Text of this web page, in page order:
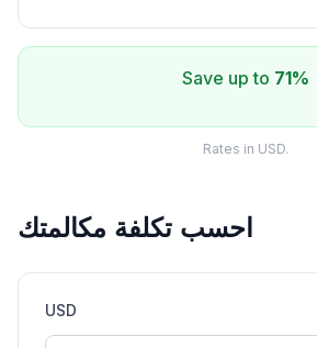
Save up to 71%
Rates in USD.
احسب تكلفة مكالمتك
USD